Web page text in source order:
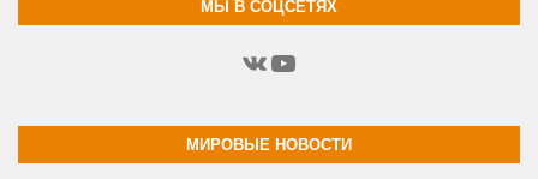
МЫ В СОЦСЕТЯХ
ВКонтакте
YouTube
МИРОВЫЕ НОВОСТИ